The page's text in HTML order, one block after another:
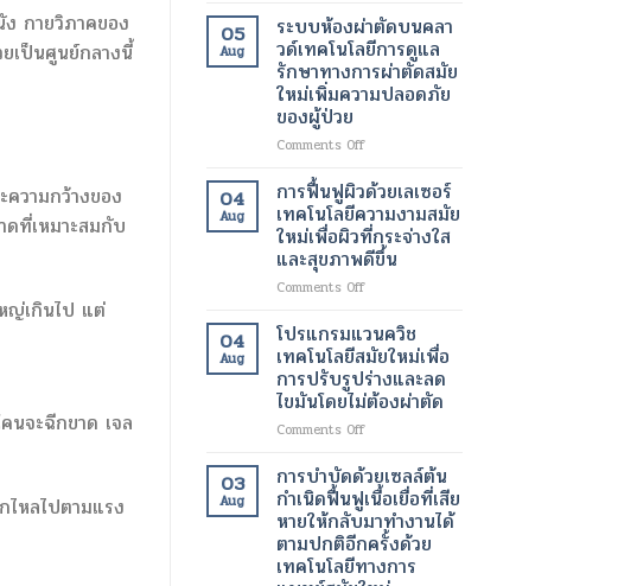
กายวิภาคของ
เป็นศูนย์กลางนี้
วามกว้างของ
ที่เหมาะสมกับ
ญ่เกินไป แต่
จะฉีกขาด เจล
หลไปตามแรง
เร่ง
อัตรา
การ
เผา
ผลาญ
ใหม่
เพื่อ
การ
ลด
สแกน
fMRI
เพื่อ
ช่วย
ให้
ป่วย
สื่อสาร
ได้
เทคโนโลยี
ทางการ
แพทย์
สมัย
เปลี่ยนแปลง
ชีวิต
ของ
ผู้
ป่วย
05
Aug
ระบบห้องผ่าตัดบนคลา
วด์เทคโนโลยีการดูแล
รักษาทางการผ่าตัดสมัย
ใหม่เพิ่มความปลอดภัย
ของผู้ป่วย
Comments Offon
ห้อง
ผ่าตัด
บน
คลา
วด์
เทคโนโลยี
ดูแล
รักษา
ทางการ
ผ่าตัด
สมัย
ใหม่
ความ
ปลอดภัย
ของ
ผู้
ป่วย
04
Aug
การฟื้นฟูผิวด้วยเลเซอร์
เทคโนโลยีความงามสมัย
ใหม่เพื่อผิวที่กระจ่างใส
และสุขภาพดีขึ้น
Comments Offon
ฟื้นฟู
ผิว
ด้วย
เลเซอร์
เทคโนโลยี
ความ
สมัย
ใหม่
เพื่อ
ผิว
ที่
กระจ่าง
04
Aug
โปรแกรมแวนควิช
เทคโนโลยีสมัยใหม่เพื่อ
การปรับรูปร่างและลด
ไขมันโดยไม่ต้องผ่าตัด
Comments Offon
แก
รม
แวน
ควิช
เทคโนโลยี
สมัย
03
Aug
การบำบัดด้วยเซลล์ต้น
กำเนิดฟื้นฟูเนื้อเยื่อที่เสีย
หายให้กลับมาทำงานได้
ตามปกติอีกครั้งด้วย
เทคโนโลยีทางการ